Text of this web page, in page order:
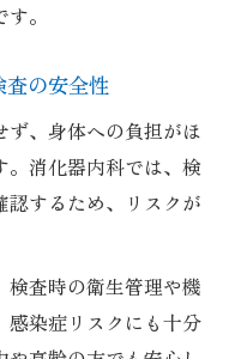
。
査の安全性
ず、身体への負担がほ
。消化器内科では、検
するため、リスクが
検査時の衛生管理や機
感染症リスクにも十分